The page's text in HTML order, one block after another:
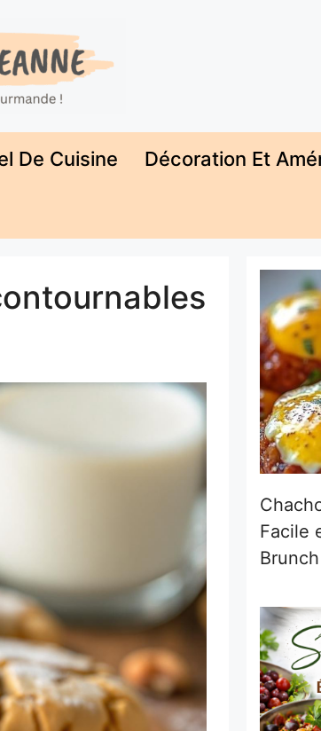
De Cuisine Décoration Et
Facile
Brunch